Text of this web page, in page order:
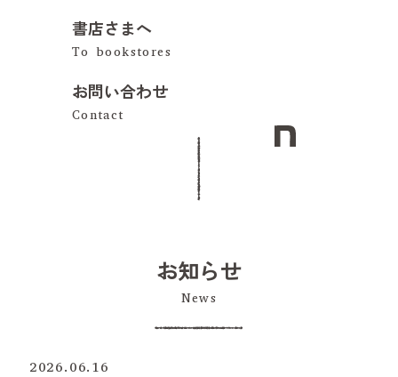
書店さまへ
お問い合わせ
お知らせ
2026.06.16